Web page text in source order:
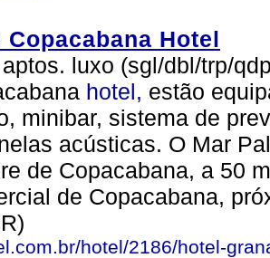
Copacabana Hotel
luxo (sgl/dbl/trp/
hotel, estão
minibar, sistema de
acústicas. O Mar
de Copacabana, a 50
de Copacabana,
hotel/2186/hotel-